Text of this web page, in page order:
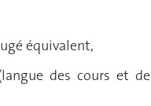
équivalent,
des cours et